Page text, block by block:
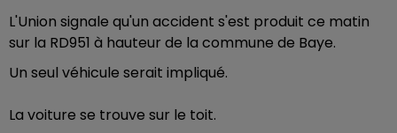
L'Union signale qu'un accident s'est produit ce matin
sur la RD951 à hauteur de la commune de Baye.
Un seul véhicule serait impliqué.
La voiture se trouve sur le toit.